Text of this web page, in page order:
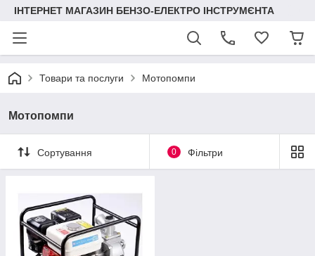
ІНТЕРНЕТ МАГАЗИН БЕНЗО-ЕЛЕКТРО ІНСТРУМЄНТА
Товари та послуги Мотопомпи
Мотопомпи
Сортування 0 Фільтри